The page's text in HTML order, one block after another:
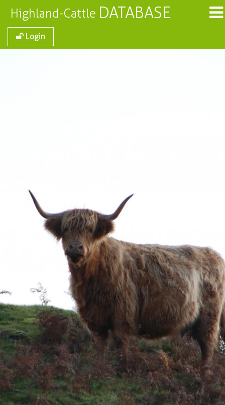
Highland-Cattle DATABASE
Login